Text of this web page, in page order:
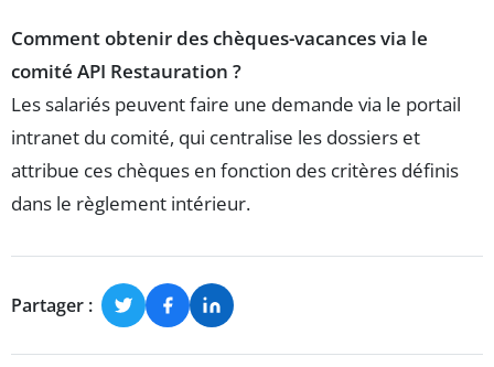
Comment obtenir des chèques-vacances via le
comité API Restauration ?
Les salariés peuvent faire une demande via le portail
intranet du comité, qui centralise les dossiers et
attribue ces chèques en fonction des critères définis
dans le règlement intérieur.
Partager :